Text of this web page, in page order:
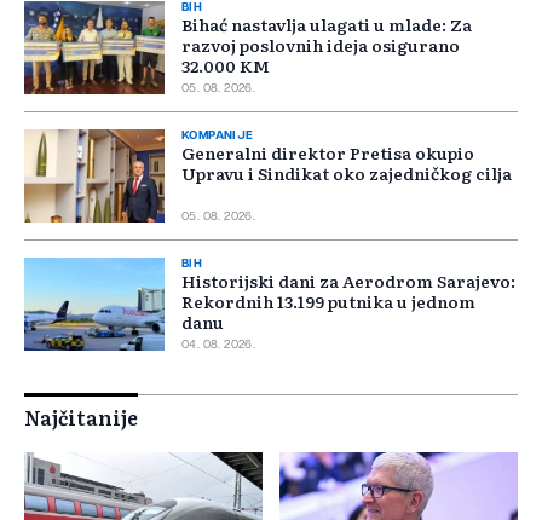
BIH
Bihać nastavlja ulagati u mlade: Za
razvoj poslovnih ideja osigurano
32.000 KM
05. 08. 2026.
KOMPANIJE
Generalni direktor Pretisa okupio
Upravu i Sindikat oko zajedničkog cilja
05. 08. 2026.
BIH
Historijski dani za Aerodrom Sarajevo:
Rekordnih 13.199 putnika u jednom
danu
04. 08. 2026.
Najčitanije